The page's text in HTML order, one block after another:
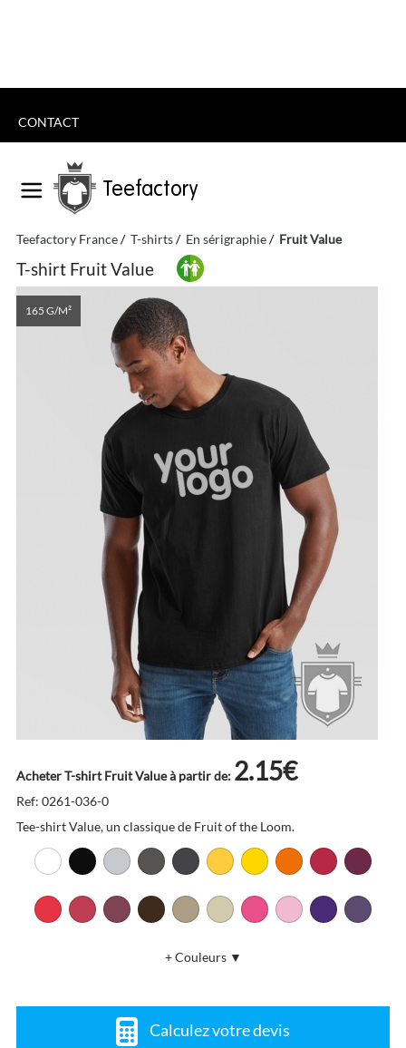
CONTACT
Teefactory
Teefactory France T-shirts En sérigraphie Fruit Value
T-shirt Fruit Value
165 G/M²
Acheter T-shirt Fruit Value à partir de: 2.15€
Ref: 0261-036-0
Tee-shirt Value, un classique de Fruit of the Loom.
+ Couleurs ▼
Calculez votre devis